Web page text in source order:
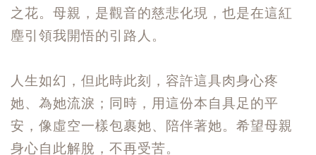
之花。母親，是觀音的慈悲化現，也是在這紅
塵引領我開悟的引路人。
人生如幻，但此時此刻，容許這具肉身心疼
她、為她流淚；同時，用這份本自具足的平
安，像虛空一樣包裹她、陪伴著她。希望母親
身心自此解脫，不再受苦。